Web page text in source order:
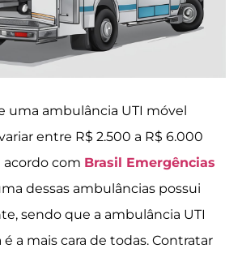
uma ambulância UTI móvel
entre R$ 2.500 a R$ 6.000
acordo com Brasil Emergências
dessas ambulâncias possui
sendo que a ambulância UTI
a mais cara de todas. Contratar